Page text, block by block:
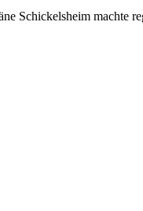
Schickelsheim machte